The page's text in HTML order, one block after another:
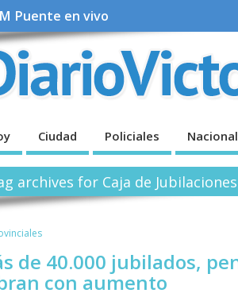
Puente en vivo
Ciudad Policiales
archives for Caja de
de 40.000 jubilados,
con aumento